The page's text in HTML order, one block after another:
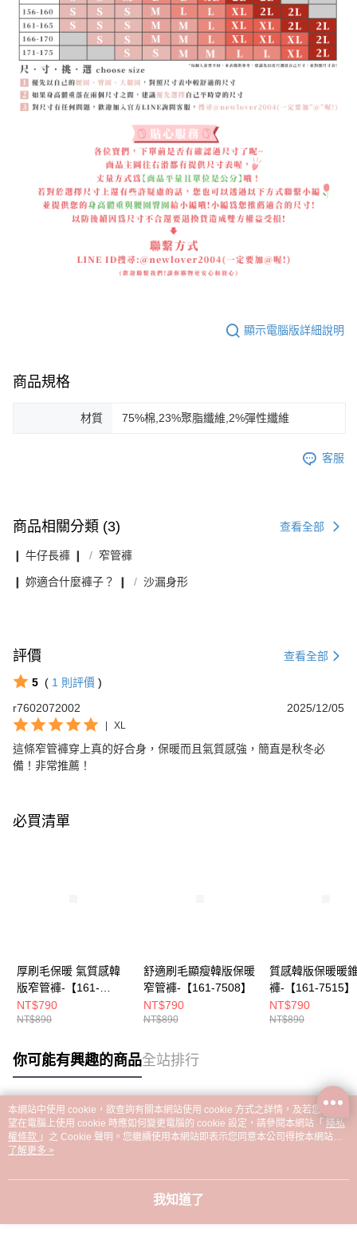
顯示電腦版詳細說明
商品規格
材質 75%棉,23%聚脂纖維,2%彈性纖維
客服
商品相關分類 (3) 查看全部
❙ 牛仔長褲 ❙ 窄管褲
❙ 妳適合什麼褲子？ ❙ 沙漏身形
評價 查看全部
5 ( 1 則評價 )
r7602072002
2025/12/05
| XL
這條窄管褲穿上真的好合身，保暖而且氣質感強，簡直是秋冬必
備！非常推薦！
必買清單
厚刷毛保暖 氣質感韓
版窄管褲-【161-
7517】
NT$790
NT$890
舒適刷毛顯瘦韓版保暖
窄管褲-【161-7508】
NT$790
NT$890
質感韓版保暖暖
褲-【161-7515】
NT$790
NT$890
你可能有興趣的商品全站排行
熱門標籤
本網站中使用 cookie，欲查詢有關本網站使用 cookie 方式之詳情，及若您不希
望在電腦上使用 cookie 時應如何變更電腦的 cookie 設定，請參閱本網站「 隱私
權條款 」之 Cookie 聲明。您繼續使用本網站即表示您同意本公司得按本網站使
用條款之 Cookie 聲明使用 cookie。
了解更多 >
我知道了